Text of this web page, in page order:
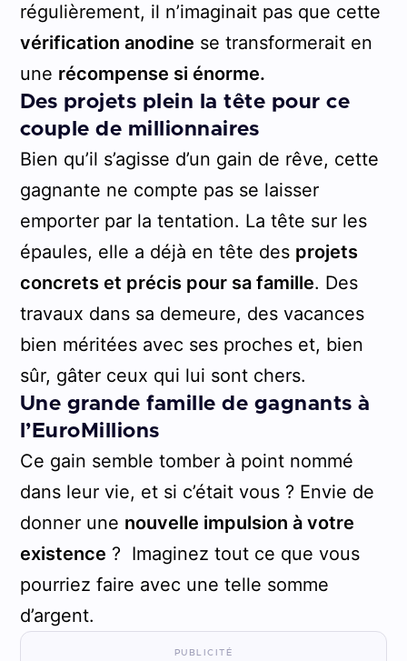
régulièrement, il n’imaginait pas que cette
vérification anodine se transformerait en
une récompense si énorme.
Des projets plein la tête pour ce
couple de millionnaires
Bien qu’il s’agisse d’un gain de rêve, cette
gagnante ne compte pas se laisser
emporter par la tentation. La tête sur les
épaules, elle a déjà en tête des projets
concrets et précis pour sa famille. Des
travaux dans sa demeure, des vacances
bien méritées avec ses proches et, bien
sûr, gâter ceux qui lui sont chers.
Une grande famille de gagnants à
l’EuroMillions
Ce gain semble tomber à point nommé
dans leur vie, et si c’était vous ? Envie de
donner une nouvelle impulsion à votre
existence ? Imaginez tout ce que vous
pourriez faire avec une telle somme
d’argent.